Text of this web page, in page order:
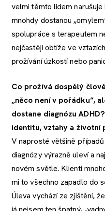
velmi těmto lidem
mnohdy dostanou
spolupráce s terapeutem
nejčastěji obtíže ve
prožívání úzkostí nebo
Co prožívá dospělý
„něco není v pořádku“,
dostane diagnózu
identitu, vztahy a životní
V naprosté většině
diagnózy výrazně uleví a
novém světle. Klienti
mi to všechno zapadlo do
Úleva vychází ze zjištění,